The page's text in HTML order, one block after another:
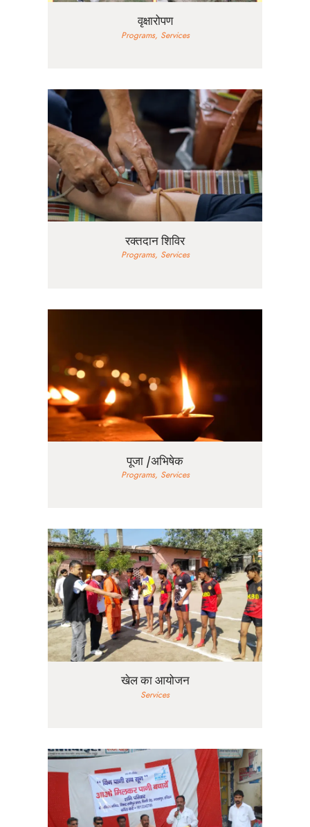
वृक्षारोपण
Programs, Services
रक्तदान शिविर
Programs, Services
पूजा /अभिषेक
Programs, Services
खेल का आयोजन
Services